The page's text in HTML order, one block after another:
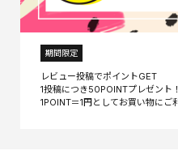
期間限定
レビュー投稿でポイントGET
1投稿につき50POINTプレゼント！